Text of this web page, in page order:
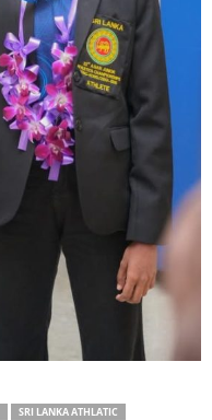
SRI LANKA ATHLATIC